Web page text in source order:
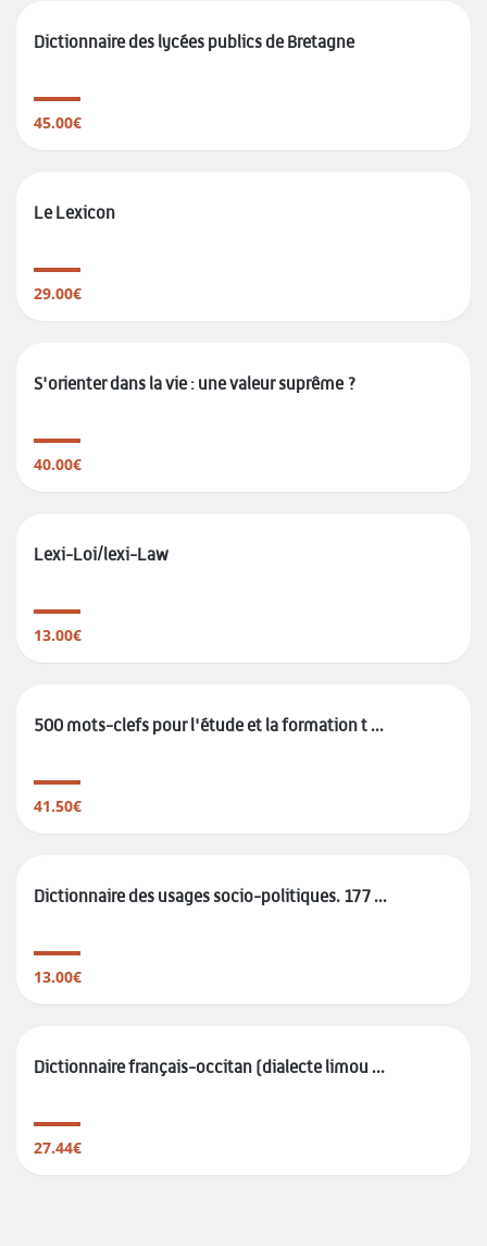
Dictionnaire des lycées publics de Bretagne
45.00€
Le Lexicon
29.00€
S'orienter dans la vie : une valeur suprême ?
40.00€
Lexi-Loi/lexi-Law
13.00€
500 mots-clefs pour l'étude et la formation t ...
41.50€
Dictionnaire des usages socio-politiques. 177 ...
13.00€
Dictionnaire français-occitan (dialecte limou ...
27.44€